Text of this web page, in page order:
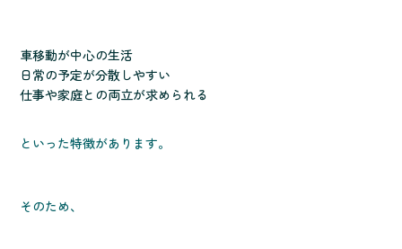
車移動が中心の生活
日常の予定が分散しやすい
仕事や家庭との両立が求められる
といった特徴があります。
そのため、